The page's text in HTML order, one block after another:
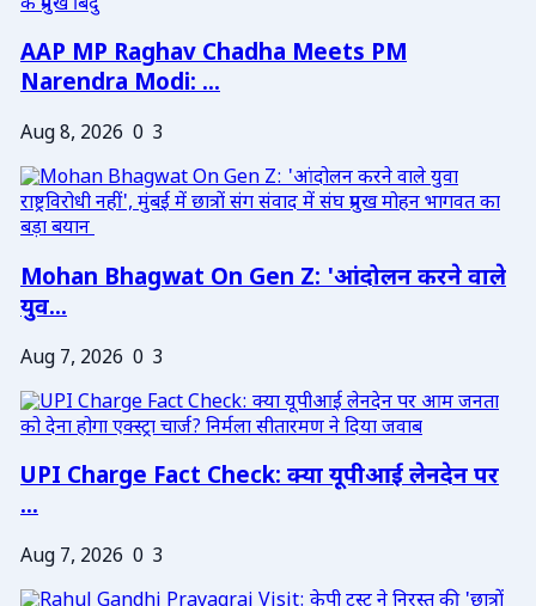
AAP MP Raghav Chadha Meets PM
Narendra Modi: ...
Aug 8, 2026 0 3
Mohan Bhagwat On Gen Z: 'आंदोलन करने वाले
युव...
Aug 7, 2026 0 3
UPI Charge Fact Check: क्या यूपीआई लेनदेन पर
...
Aug 7, 2026 0 3